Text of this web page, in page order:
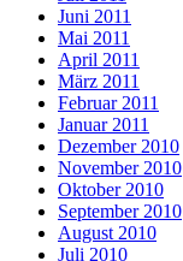
Juni 2011
Mai 2011
April 2011
März 2011
Februar 2011
Januar 2011
Dezember 2010
November 2010
Oktober 2010
September 2010
August 2010
Juli 2010